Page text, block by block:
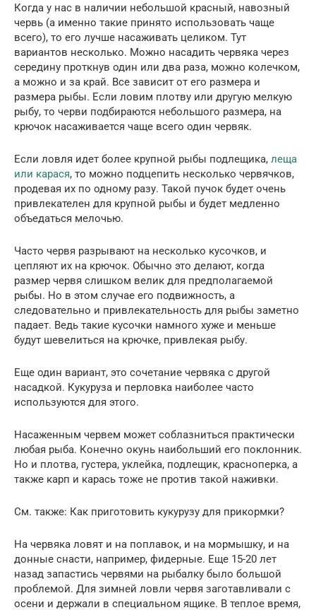
Когда у нас в наличии небольшой красный, навозный
червь (а именно такие принято использовать чаще
всего), то его лучше насаживать целиком. Тут
вариантов несколько. Можно насадить червяка через
середину проткнув один или два раза, можно колечком,
а можно и за край. Все зависит от его размера и
размера рыбы. Если ловим плотву или другую мелкую
рыбу, то черви подбираются небольшого размера, на
крючок насаживается чаще всего один червяк.
Если ловля идет более крупной рыбы подлещика, леща
или карася, то можно подцепить несколько червячков,
продевая их по одному разу. Такой пучок будет очень
привлекателен для крупной рыбы и будет медленно
объедаться мелочью.
Часто червя разрывают на несколько кусочков, и
цепляют их на крючок. Обычно это делают, когда
размер червя слишком велик для предполагаемой
рыбы. Но в этом случае его подвижность, а
следовательно и привлекательность для рыбы заметно
падает. Ведь такие кусочки намного хуже и меньше
будут шевелиться на крючке, привлекая рыбу.
Еще один вариант, это сочетание червяка с другой
насадкой. Кукуруза и перловка наиболее часто
используются для этого.
Насаженным червем может соблазниться практически
любая рыба. Конечно окунь наибольший его поклонник.
Но и плотва, густера, уклейка, подлещик, красноперка, а
также карп и карась тоже не против такой наживки.
См. также: Как приготовить кукурузу для прикормки?
На червяка ловят и на поплавок, и на мормышку, и на
донные снасти, например, фидерные. Еще 15-20 лет
назад запастись червями на рыбалку было большой
проблемой. Для зимней ловли червя заготавливали с
осени и держали в специальном ящике. В теплое время,